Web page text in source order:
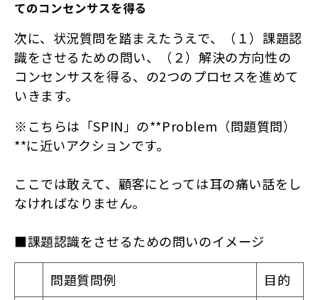
てのコンセンサスを得る
次に、状況質問を踏まえたうえで、（１）課題認
識をさせるための問い、（２）解決の方向性の
コンセンサスを得る、の2つのプロセスを進めて
いきます。
※こちらは「SPIN」の**Problem（問題質問）
**に近いアクションです。
ここでは敢えて、顧客にとっては耳の痛い話をし
なければなりません。
■課題認識をさせるための問いのイメージ
問題質問例 目的